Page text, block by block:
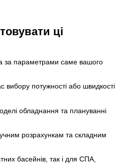
ці
за параметрами саме вашого
вибору потужності або швидкості
обладнання та плануванні
розрахункам та складним
басейнів, так і для СПА,